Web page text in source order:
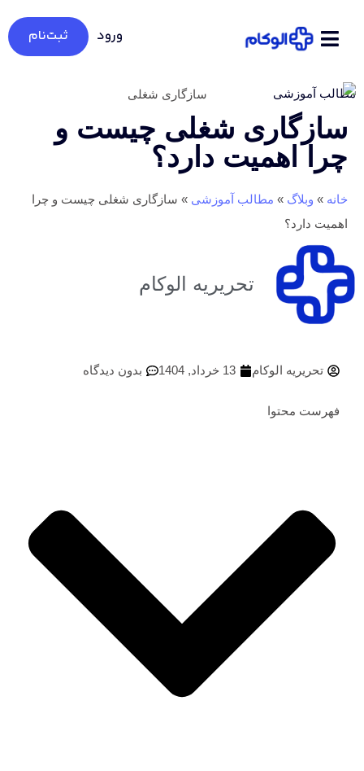
ورود ثبت‌نام
آموزشی
شغلی چیست و
اهمیت دارد؟
وبلاگ » مطالب آموزشی»سازگاری شغلی چیست و چرا
دارد؟
تحریریه الوکام
تحریریه الوکام 13 خرداد, 1404 بدون دیدگاه
محتوا